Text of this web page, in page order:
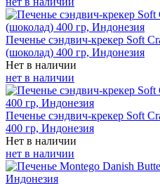
Печенье сэндвич-крекер Soft
(шоколад) 400 гр, Индонезия
Нет в наличии
нет в наличии
Печенье сэндвич-крекер Soft
400 гр, Индонезия
Нет в наличии
нет в наличии